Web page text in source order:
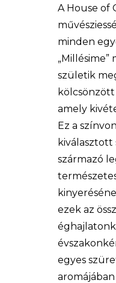
A House of
minden
„Millésime”
születik
kölcsönzött
amely
Ez a
származó
ezek az
egyes